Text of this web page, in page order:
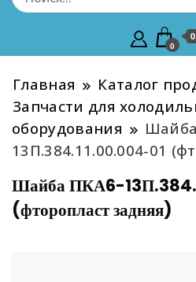
0
Главная
Каталог
Запчасти для
оборудования
13П.384.11.00.004-01
Шайба ПКА6-
(фторопласт задняя)